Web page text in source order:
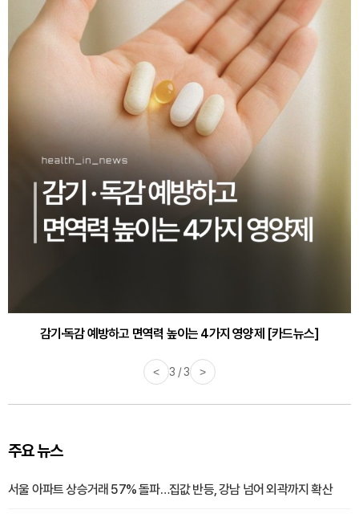
감기·독감 예방하고 면역력 높이는 4가지 영양제 [카드뉴스]
< 3 / 3 >
주요 뉴스
서울 아파트 상승거래 57% 돌파…집값 반등, 강남 넘어 외곽까지 확산